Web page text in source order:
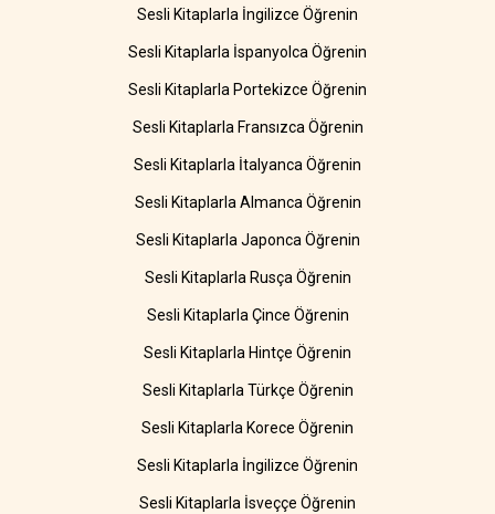
Sesli Kitaplarla İngilizce Öğrenin
Sesli Kitaplarla İspanyolca Öğrenin
Sesli Kitaplarla Portekizce Öğrenin
Sesli Kitaplarla Fransızca Öğrenin
Sesli Kitaplarla İtalyanca Öğrenin
Sesli Kitaplarla Almanca Öğrenin
Sesli Kitaplarla Japonca Öğrenin
Sesli Kitaplarla Rusça Öğrenin
Sesli Kitaplarla Çince Öğrenin
Sesli Kitaplarla Hintçe Öğrenin
Sesli Kitaplarla Türkçe Öğrenin
Sesli Kitaplarla Korece Öğrenin
Sesli Kitaplarla İngilizce Öğrenin
Sesli Kitaplarla İsveççe Öğrenin